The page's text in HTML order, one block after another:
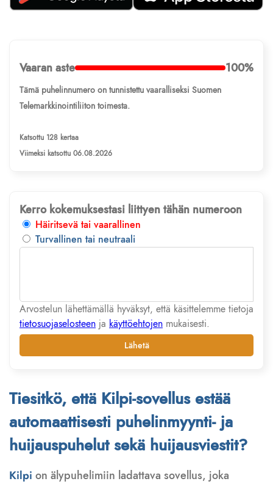
Vaaran aste 100%
Tämä puhelinnumero on tunnistettu vaaralliseksi Suomen
Telemarkkinointiliiton toimesta.
Katsottu 128 kertaa
Viimeksi katsottu 06.08.2026
Kerro kokemuksestasi liittyen tähän numeroon
Häiritsevä tai vaarallinen
Turvallinen tai neutraali
Arvostelun lähettämällä hyväksyt, että käsittelemme tietoja
tietosuojaselosteen ja käyttöehtojen mukaisesti.
Lähetä
Tiesitkö, että Kilpi-sovellus estää
automaattisesti puhelinmyynti- ja
huijauspuhelut sekä huijausviestit?
Kilpi on älypuhelimiin ladattava sovellus, joka